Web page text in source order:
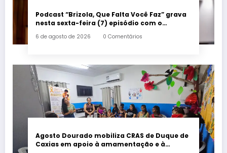
Podcast “Brizola, Que Falta Você Faz” grava
nesta sexta-feira (7) episódio com o
6 de agosto de 2026 0 Comentários
Agosto Dourado mobiliza CRAS de Duque de
Caxias em apoio à amamentação e à